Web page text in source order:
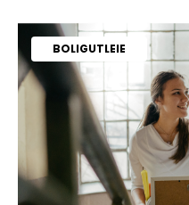
BOLIGUTLEIE